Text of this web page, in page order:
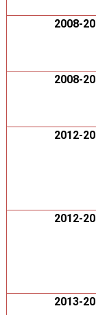
2008-
2008-
2012-
2012-
2013-